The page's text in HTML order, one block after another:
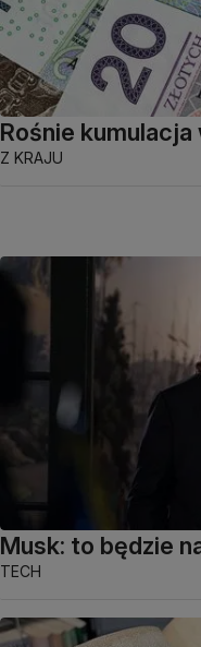
Rośnie
Z KRAJU
Musk: to będzie
TECH